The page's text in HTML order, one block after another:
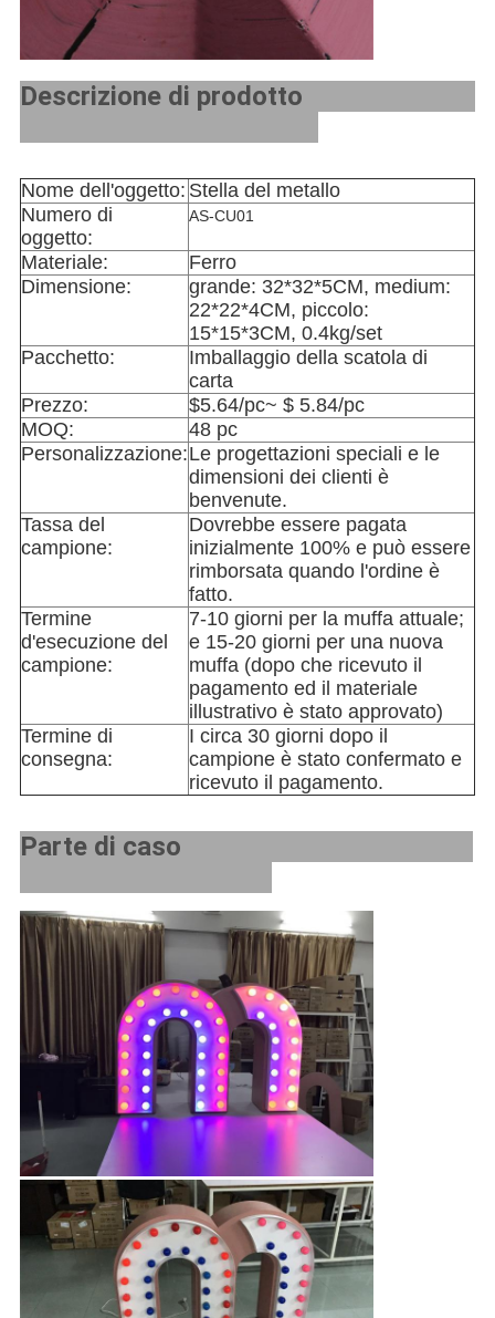
Descrizione di prodotto
Nome dell'oggetto: Stella del metallo
Numero di
oggetto:
AS-CU01
Materiale:
Ferro
Dimensione:
grande: 32*32*5CM, medium:
22*22*4CM, piccolo:
15*15*3CM, 0.4kg/set
Pacchetto:
Imballaggio della scatola di
carta
Prezzo:
$5.64/pc~ $ 5.84/pc
MOQ:
48 pc
Personalizzazione:Le progettazioni speciali e le
dimensioni dei clienti è
benvenute.
Tassa del
campione:
Dovrebbe essere pagata
inizialmente 100% e può essere
rimborsata quando l'ordine è
fatto.
Termine
d'esecuzione del
campione:
7-10 giorni per la muffa attuale;
e 15-20 giorni per una nuova
muffa (dopo che ricevuto il
pagamento ed il materiale
illustrativo è stato approvato)
Termine di
consegna:
I circa 30 giorni dopo il
campione è stato confermato e
ricevuto il pagamento.
Parte di caso